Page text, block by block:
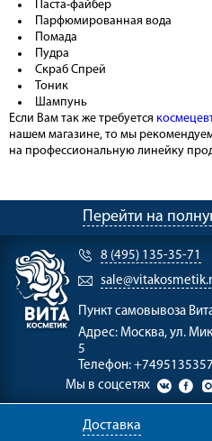
Паста-файбер
Парфюмированная вода
Помада
Пудра
Скраб Спрей
Тоник
Шампунь
Если Вам так же требуется
нашем магазине, то мы
на профессиональную линейку
Перейти на
8 (495) 135-35-71
Пункт самовывоза
Адрес: Москва, ул.
5
Телефон:
Мы в соцсетях
Доставка